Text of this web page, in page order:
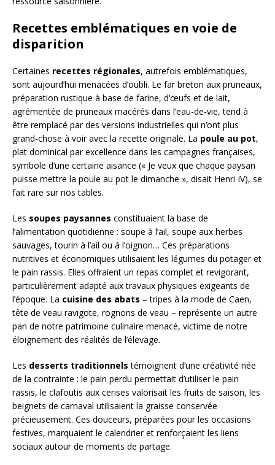
Recettes emblématiques en voie de
disparition
Certaines recettes régionales, autrefois emblématiques,
sont aujourd’hui menacées d’oubli. Le far breton aux pruneaux,
préparation rustique à base de farine, d’œufs et de lait,
agrémentée de pruneaux macérés dans l’eau-de-vie, tend à
être remplacé par des versions industrielles qui n’ont plus
grand-chose à voir avec la recette originale. La poule au pot,
plat dominical par excellence dans les campagnes françaises,
symbole d’une certaine aisance (« Je veux que chaque paysan
puisse mettre la poule au pot le dimanche », disait Henri IV), se
fait rare sur nos tables.
Les soupes paysannes constituaient la base de
l’alimentation quotidienne : soupe à l’ail, soupe aux herbes
sauvages, tourin à l’ail ou à l’oignon… Ces préparations
nutritives et économiques utilisaient les légumes du potager et
le pain rassis. Elles offraient un repas complet et revigorant,
particulièrement adapté aux travaux physiques exigeants de
l’époque. La cuisine des abats – tripes à la mode de Caen,
tête de veau ravigote, rognons de veau – représente un autre
pan de notre patrimoine culinaire menacé, victime de notre
éloignement des réalités de l’élevage.
Les desserts traditionnels témoignent d’une créativité née
de la contrainte : le pain perdu permettait d’utiliser le pain
rassis, le clafoutis aux cerises valorisait les fruits de saison, les
beignets de carnaval utilisaient la graisse conservée
précieusement. Ces douceurs, préparées pour les occasions
festives, marquaient le calendrier et renforçaient les liens
sociaux autour de moments de partage.